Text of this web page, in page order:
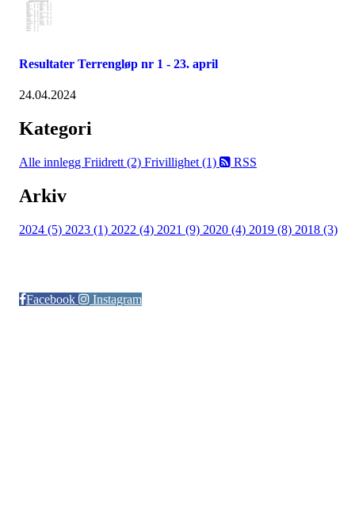
Resultater Terrengløp nr 1 - 23. april
24.04.2024
Kategori
Alle innlegg Friidrett (2) Frivillighet (1) RSS
Arkiv
2024 (5) 2023 (1) 2022 (4) 2021 (9) 2020 (4) 2019 (8) 2018 (3)
Facebook
Instagram